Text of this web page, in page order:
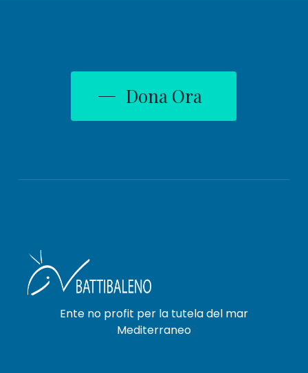
Dona Ora
Ente no profit per la tutela del mar
Mediterraneo